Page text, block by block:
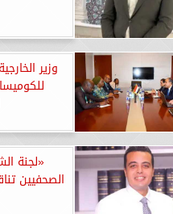
وزير
​«لجنة
الصحفيين